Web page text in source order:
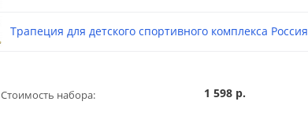
Трапеция для детского спортивного комплекса Россия
Стоимость набора: 1 598 р.